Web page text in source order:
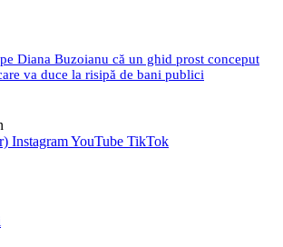
Diana Buzoianu că un ghid prost conceput
va duce la risipă de bani publici
InstagramYouTube TikTok